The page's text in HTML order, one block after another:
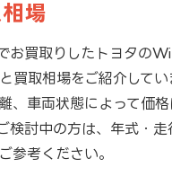
場
お買取りしたトヨタの
買取相場をご紹介してい
、車両状態によって価
検討中の方は、年式・
参考ください。